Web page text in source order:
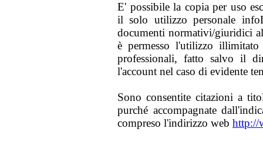
E' possibile la copia per uso
il solo utilizzo personale
documenti normativi/giuridici
è permesso l'utilizzo
professionali, fatto salvo il
l'account nel caso di evidente
Sono consentite citazioni a
purché accompagnate
compreso l'indirizzo web http://